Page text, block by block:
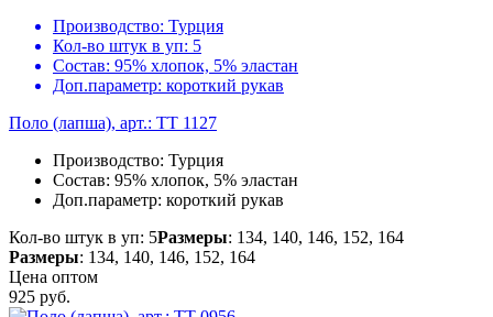
Производство: Турция
Кол-во штук в уп: 5
Состав: 95% хлопок, 5% эластан
Доп.параметр: короткий рукав
Поло (лапша), арт.: TT 1127
Производство: Турция
Состав: 95% хлопок, 5% эластан
Доп.параметр: короткий рукав
Кол-во штук в уп: 5Размеры: 134, 140, 146, 152, 164
Размеры: 134, 140, 146, 152, 164
Цена оптом
925 руб.